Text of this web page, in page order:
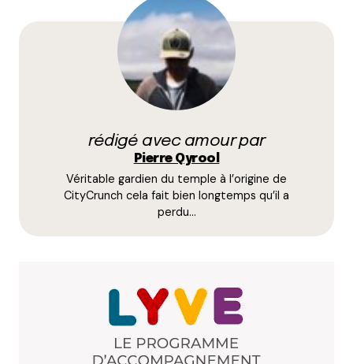
Votre adresse e-mail ne sera pas publiée.
champs obligatoires sont indiqués avec
E-mail*
Prévenez-moi de tous les nouveaux commentaires
rédigé avec amour par
Pierre Qyrool
Véritable gardien du temple à l’origine de
CityCrunch cela fait bien longtemps qu’il a
perdu…